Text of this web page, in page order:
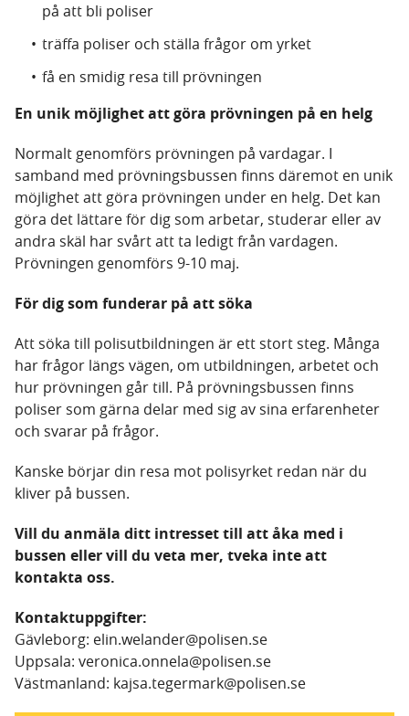
på att bli poliser
träffa poliser och ställa frågor om yrket
få en smidig resa till prövningen
En unik möjlighet att göra prövningen på en helg
Normalt genomförs prövningen på vardagar. I
samband med prövningsbussen finns däremot en unik
möjlighet att göra prövningen under en helg. Det kan
göra det lättare för dig som arbetar, studerar eller av
andra skäl har svårt att ta ledigt från vardagen.
Prövningen genomförs 9-10 maj.
För dig som funderar på att söka
Att söka till polisutbildningen är ett stort steg. Många
har frågor längs vägen, om utbildningen, arbetet och
hur prövningen går till. På prövningsbussen finns
poliser som gärna delar med sig av sina erfarenheter
och svarar på frågor.
Kanske börjar din resa mot polisyrket redan när du
kliver på bussen.
Vill du anmäla ditt intresset till att åka med i
bussen eller vill du veta mer, tveka inte att
kontakta oss.
Kontaktuppgifter:
Gävleborg: elin.welander@polisen.se
Uppsala: veronica.onnela@polisen.se
Västmanland: kajsa.tegermark@polisen.se